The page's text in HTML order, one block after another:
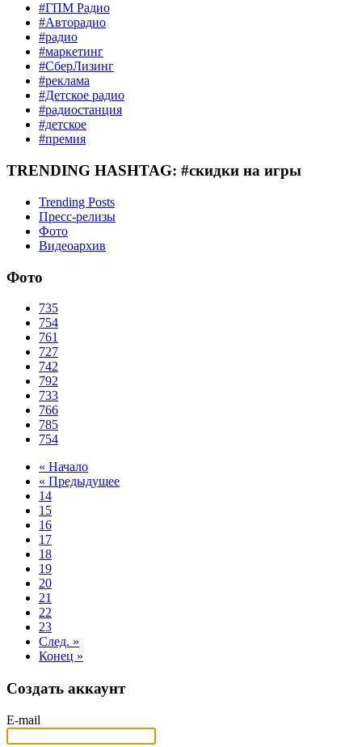
#ГПМ Радио
#Авторадио
#радио
#маркетинг
#СберЛизинг
#реклама
#Детское радио
#радиостанция
#детское
#премия
TRENDING HASHTAG: #скидки на игры
Trending Posts
Пресс-релизы
Фото
Видеоархив
Фото
735
754
761
727
742
792
733
766
785
754
« Начало
« Предыдущее
14
15
16
17
18
19
20
21
22
23
След. »
Конец »
Создать аккаунт
E-mail